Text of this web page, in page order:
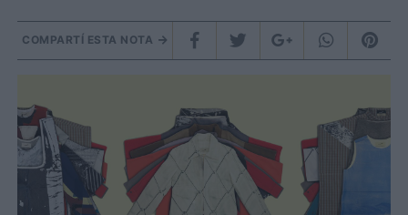
COMPARTÍ ESTA NOTA